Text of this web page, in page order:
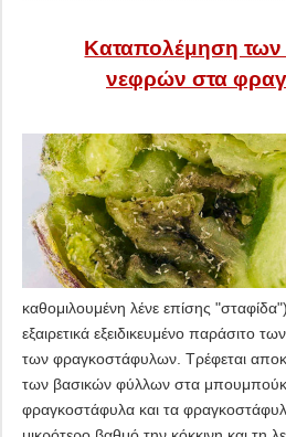
Καταπολέμηση
νεφρών στα
καθομιλουμένη λένε επίσης "σταφίδα")
εξαιρετικά εξειδικευμένο παράσιτο
των φραγκοστάφυλων. Τρέφεται
των βασικών φύλλων στα
φραγκοστάφυλα και τα